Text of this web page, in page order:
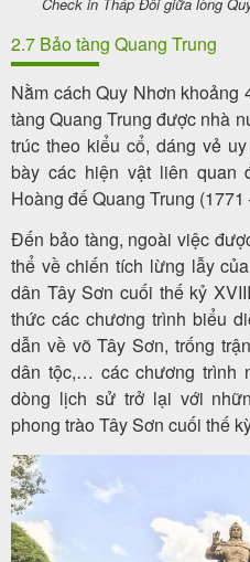
2.7 Bảo tàng Quang Trung
Nằm cách Quy Nhơn khoảng
tàng Quang Trung được nhà
trúc theo kiểu cổ, dáng vẻ
bày các hiện vật liên quan
Hoàng đế Quang Trung (1771
Đến bảo tàng, ngoài việc
thể về chiến tích lừng lẫy
dân Tây Sơn cuối thế kỷ
thức các chương trình biểu
dẫn về võ Tây Sơn, trống
dân tộc,… các chương trình
dòng lịch sử trở lại với
phong trào Tây Sơn cuối thế